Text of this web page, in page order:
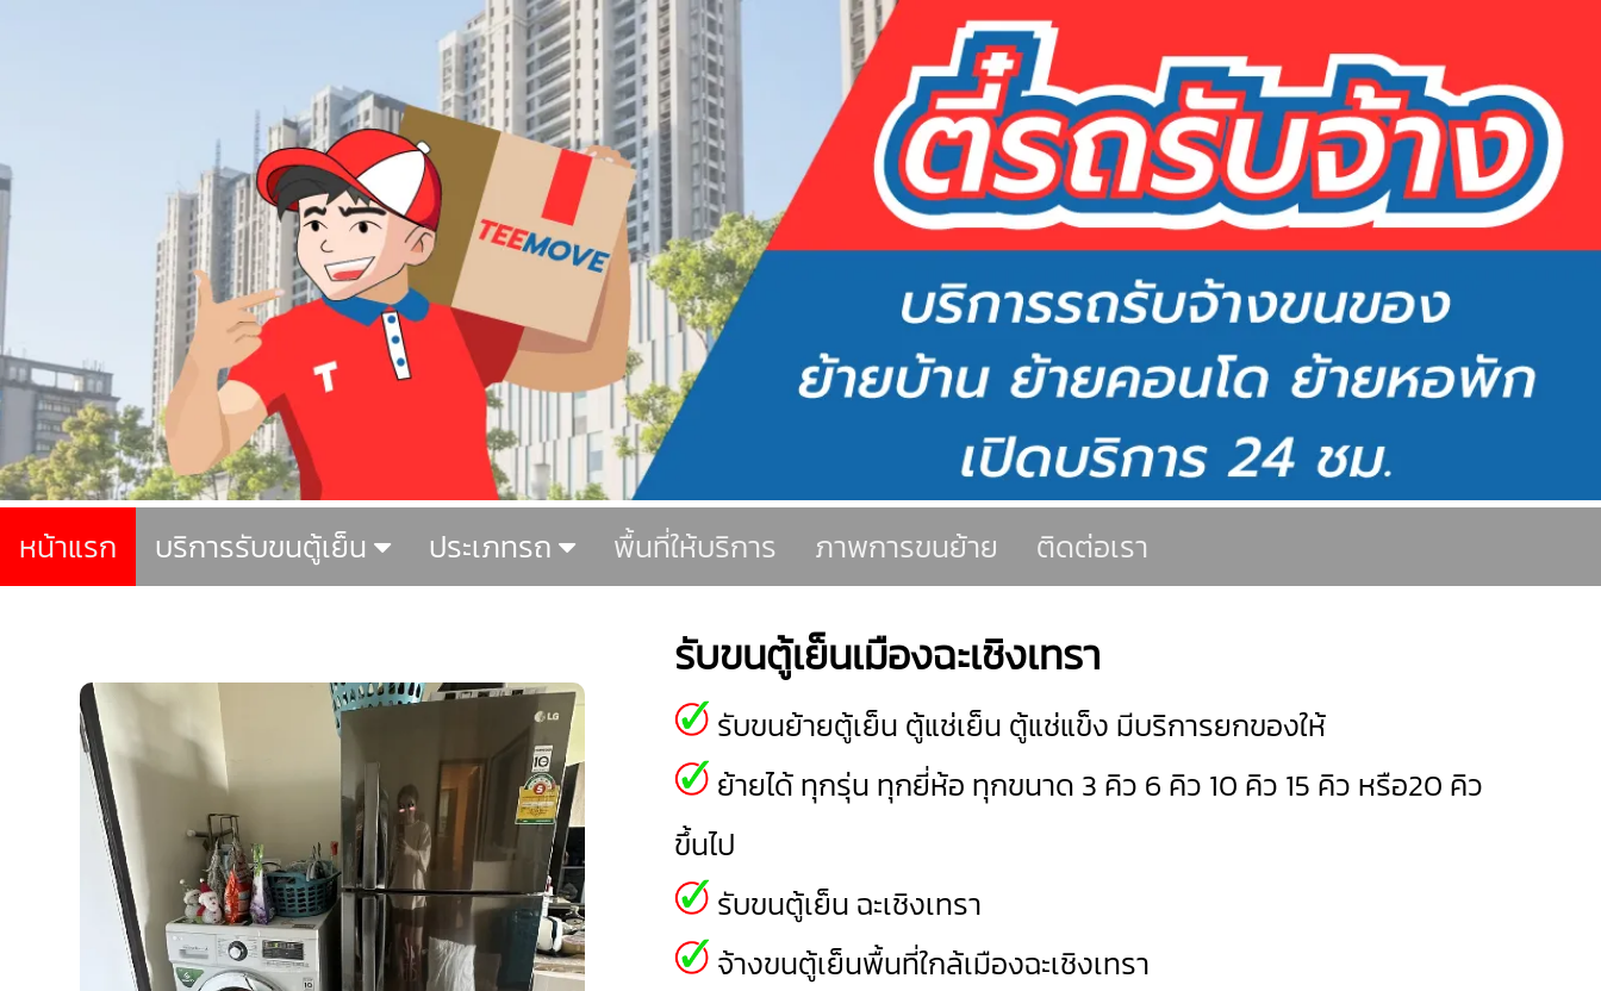
หน้าแรก บริการรับขนตู้เย็น ประเภทรถ พื้นที่ให้บริการ ภาพการขนย้าย ติดต่อเรา
รับขนตู้เย็นเมืองฉะเชิงเทรา
รับขนย้ายตู้เย็น ตู้แช่เย็น ตู้แช่แข็ง มีบริการยกของให้
ย้ายได้ ทุกรุ่น ทุกยี่ห้อ ทุกขนาด 3 คิว 6 คิว 10 คิว 15 คิว หรือ20 คิว
ขึ้นไป
รับขนตู้เย็น ฉะเชิงเทรา
จ้างขนตู้เย็นพื้นที่ใกล้เมืองฉะเชิงเทรา